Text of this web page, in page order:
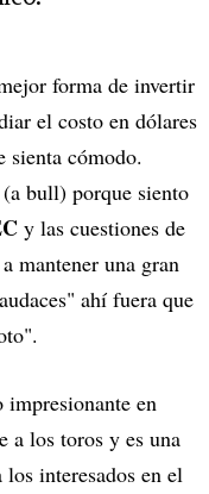
forma de invertir
el costo en dólares
sienta cómodo.
bull) porque siento
y las cuestiones de
mantener una gran
ahí fuera que
en
a los toros y es una
interesados en el